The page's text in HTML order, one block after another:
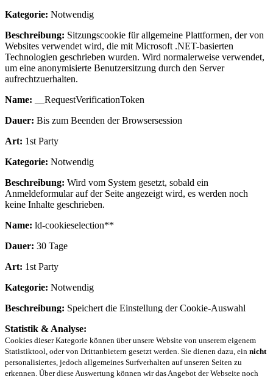
Kategorie: Notwendig
Beschreibung: Sitzungscookie für allgemeine Plattformen, der von
Websites verwendet wird, die mit Microsoft .NET-basierten
Technologien geschrieben wurden. Wird normalerweise verwendet,
um eine anonymisierte Benutzersitzung durch den Server
aufrechtzuerhalten.
Name: __RequestVerificationToken
Dauer: Bis zum Beenden der Browsersession
Art: 1st Party
Kategorie: Notwendig
Beschreibung: Wird vom System gesetzt, sobald ein
Anmeldeformular auf der Seite angezeigt wird, es werden noch
keine Inhalte geschrieben.
Name: ld-cookieselection**
Dauer: 30 Tage
Art: 1st Party
Kategorie: Notwendig
Beschreibung: Speichert die Einstellung der Cookie-Auswahl
Statistik & Analyse:
Cookies dieser Kategorie können über unsere Website von unserem eigenem
Statistiktool, oder von Drittanbietern gesetzt werden. Sie dienen dazu, ein nicht
personalisiertes, jedoch allgemeines Surfverhalten auf unseren Seiten zu
erkennen. Über diese Auswertung können wir das Angebot der Webseite noch